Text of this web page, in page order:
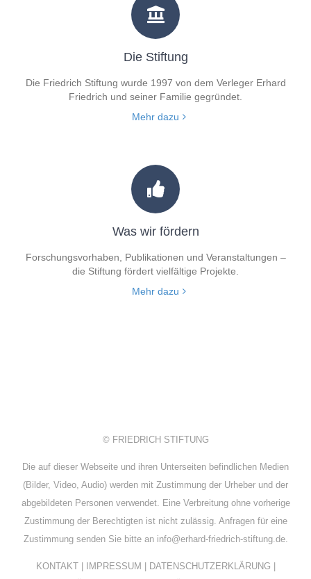
Die Stiftung
Die Friedrich Stiftung wurde 1997 von dem Verleger Erhard
Friedrich und seiner Familie gegründet.
Mehr dazu
Was wir fördern
Forschungsvorhaben, Publikationen und Veranstaltungen –
die Stiftung fördert vielfältige Projekte.
Mehr dazu
© FRIEDRICH STIFTUNG
Die auf dieser Webseite und ihren Unterseiten befindlichen Medien
(Bilder, Video, Audio) werden mit Zustimmung der Urheber und der
abgebildeten Personen verwendet. Eine Verbreitung ohne vorherige
Zustimmung der Berechtigten ist nicht zulässig. Anfragen für eine
Zustimmung senden Sie bitte an info@erhard-friedrich-stiftung.de.
KONTAKT| IMPRESSUM DATENSCHUTZERKLÄRUNG